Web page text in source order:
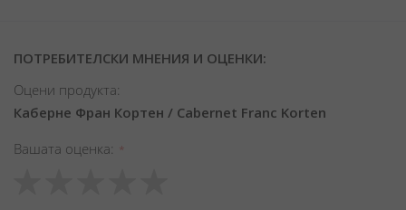
ПОТРЕБИТЕЛСКИ МНЕНИЯ И ОЦЕНКИ:
Оцени продукта:
Каберне Фран Кортен / Cabernet Franc Korten
Вашата оценка